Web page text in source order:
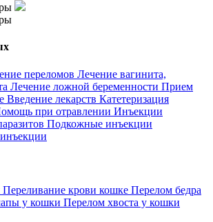
переломов Лечение вагинита,
Лечение ложной беременности Прием
Введение лекарств Катетеризация
при отравлении Инъекции
Подкожные инъекции
Переливание крови кошке Перелом бедра
у кошки Перелом хвоста у кошки